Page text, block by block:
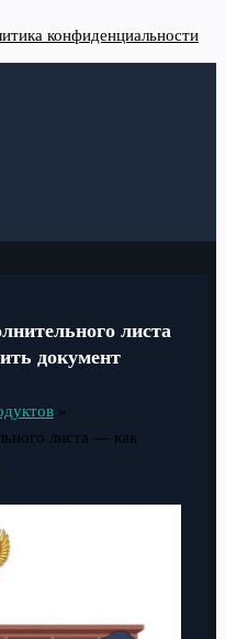
конфиденциальности
листа
документ
листа — как